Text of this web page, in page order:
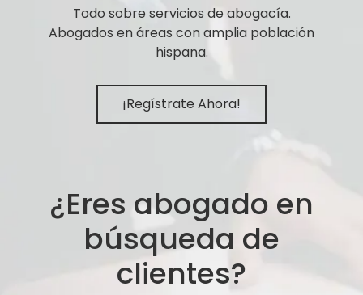
Todo sobre servicios de abogacía.
Abogados en áreas con amplia población
hispana.
¡Regístrate Ahora!
¿Eres abogado en
búsqueda de
clientes?